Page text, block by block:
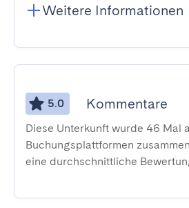
Weitere Informationen
5.0 Kommentare
Diese Unterkunft wurde 46 Mal
Buchungsplattformen
eine durchschnittliche